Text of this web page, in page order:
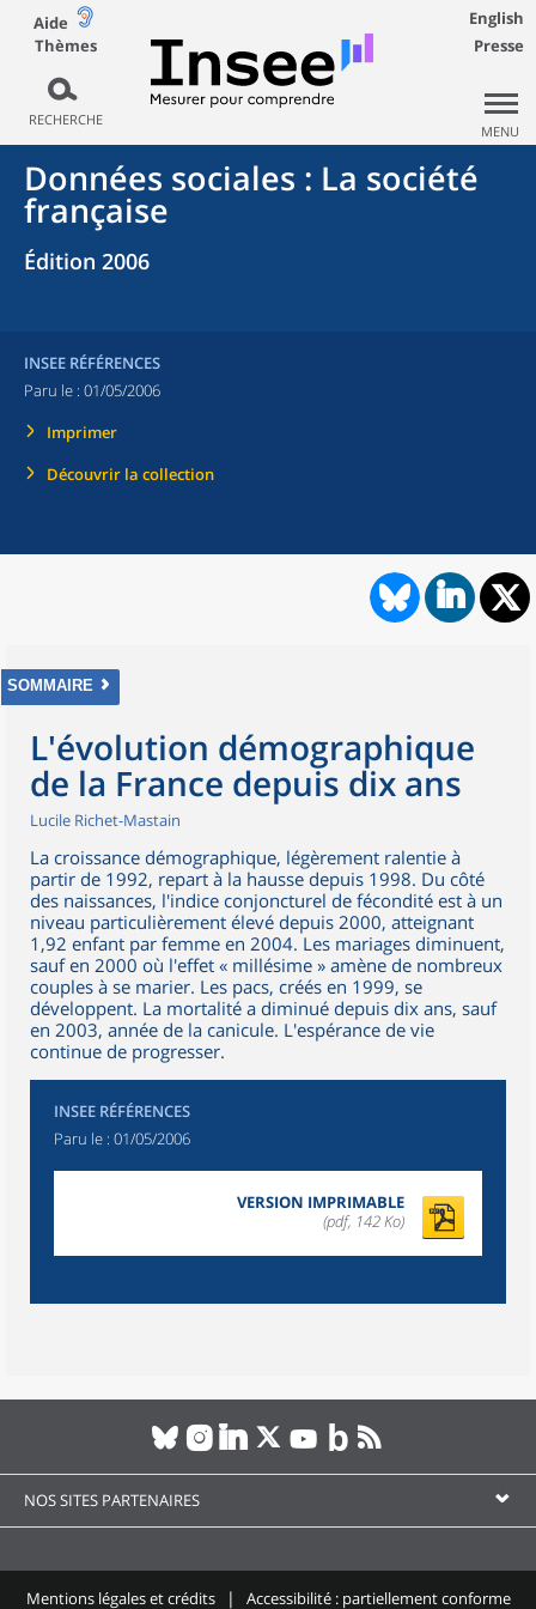
Aide
Thèmes
RECHERCHE
English
Presse
MENU
Données sociales : La société
française
Édition 2006
INSEE RÉFÉRENCES
Paru le : 01/05/2006
Imprimer
Découvrir la collection
SOMMAIRE
L'évolution démographique
de la France depuis dix ans
Lucile Richet-Mastain
La croissance démographique, légèrement ralentie à
partir de 1992, repart à la hausse depuis 1998. Du côté
des naissances, l'indice conjoncturel de fécondité est à un
niveau particulièrement élevé depuis 2000, atteignant
1,92 enfant par femme en 2004. Les mariages diminuent,
sauf en 2000 où l'effet « millésime » amène de nombreux
couples à se marier. Les pacs, créés en 1999, se
développent. La mortalité a diminué depuis dix ans, sauf
en 2003, année de la canicule. L'espérance de vie
continue de progresser.
INSEE RÉFÉRENCES
Paru le : 01/05/2006
VERSION IMPRIMABLE
(pdf, 142 Ko)
NOS SITES PARTENAIRES
Mentions légales et crédits Accessibilité : partiellement conforme